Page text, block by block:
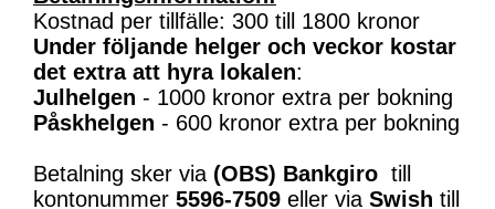
Kostnad per tillfälle: 300 till 1800 kronor
Under följande helger och veckor kostar
det extra att hyra lokalen:
Julhelgen - 1000 kronor extra per bokning
Påskhelgen - 600 kronor extra per bokning
Betalning sker via (OBS) Bankgiro till
kontonummer 5596-7509 eller via Swish till